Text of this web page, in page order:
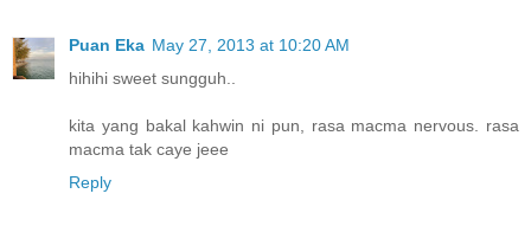
Puan Eka May 27, 2013 at 10:20 AM
hihihi sweet sungguh..
kita yang bakal kahwin ni pun, rasa macma nervous. rasa
macma tak caye jeee
Reply